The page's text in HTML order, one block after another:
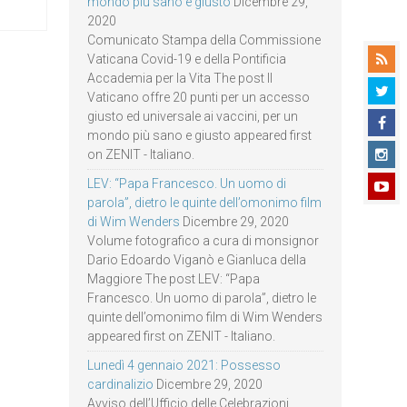
2020
Comunicato Stampa della Commissione
Vaticana Covid-19 e della Pontificia
Accademia per la Vita The post Il
Vaticano offre 20 punti per un accesso
giusto ed universale ai vaccini, per un
mondo più sano e giusto appeared first
on ZENIT - Italiano.
LEV: “Papa Francesco. Un uomo di
parola”, dietro le quinte dell’omonimo film
di Wim Wenders Dicembre 29, 2020
Volume fotografico a cura di monsignor
Dario Edoardo Viganò e Gianluca della
Maggiore The post LEV: “Papa
Francesco. Un uomo di parola”, dietro le
quinte dell’omonimo film di Wim Wenders
appeared first on ZENIT - Italiano.
Lunedì 4 gennaio 2021: Possesso
cardinalizio Dicembre 29, 2020
Avviso dell’Ufficio delle Celebrazioni